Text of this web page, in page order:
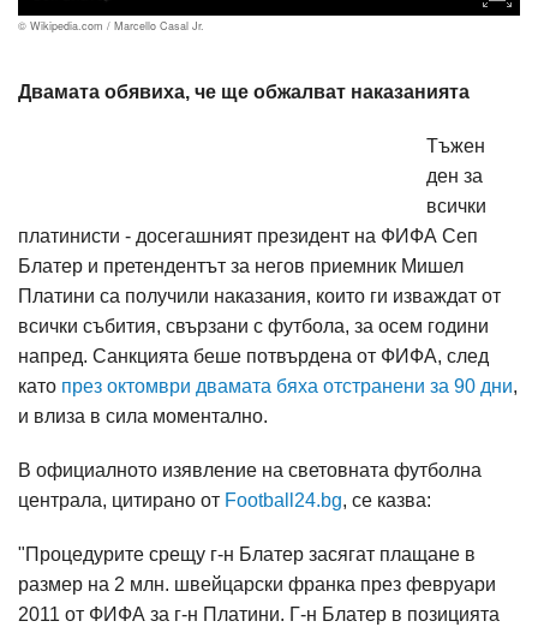
© Wikipedia.com / Marcello Casal Jr.
Двамата обявиха, че ще обжалват наказанията
Тъжен
ден за
всички
платинисти - досегашният президент на ФИФА Сеп
Блатер и претендентът за негов приемник Мишел
Платини са получили наказания, които ги изваждат от
всички събития, свързани с футбола, за осем години
напред. Санкцията беше потвърдена от ФИФА, след
като през октомври двамата бяха отстранени за 90 дни,
и влиза в сила моментално.
В официалното изявление на световната футболна
централа, цитирано от Football24.bg, се казва:
"Процедурите срещу г-н Блатер засягат плащане в
размер на 2 млн. швейцарски франка през февруари
2011 от ФИФА за г-н Платини. Г-н Блатер в позицията